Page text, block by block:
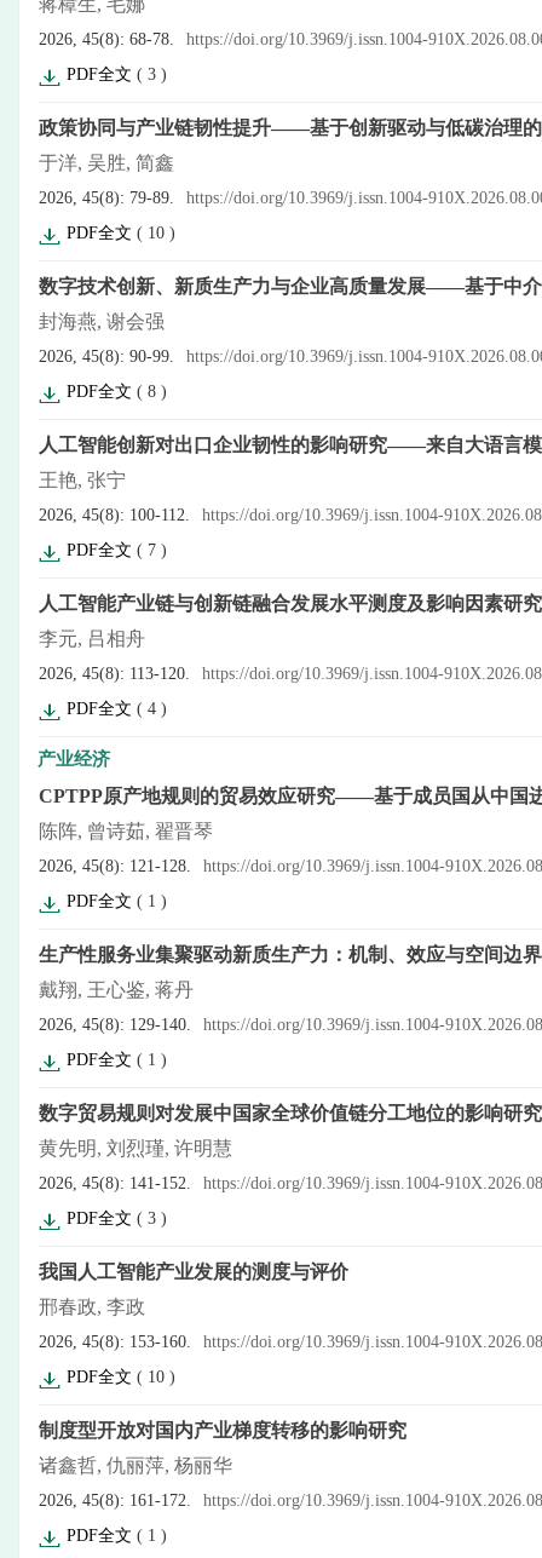
蒋樟生, 毛娜
2026, 45(8): 68-78.
https://doi.org/10.3969/j.issn.1004-
PDF全文 ( 3 )
政策协同与产业链韧性提升——基于创新驱动与低碳治理
于洋, 吴胜, 简鑫
2026, 45(8): 79-89.
https://doi.org/10.3969/j.issn.1004-
PDF全文 ( 10 )
数字技术创新、新质生产力与企业高质量发展——基于中
封海燕, 谢会强
2026, 45(8): 90-99.
https://doi.org/10.3969/j.issn.1004-
PDF全文 ( 8 )
人工智能创新对出口企业韧性的影响研究——来自大语言
王艳, 张宁
2026, 45(8): 100-112.
https://doi.org/10.3969/j.issn.1004-
PDF全文 ( 7 )
人工智能产业链与创新链融合发展水平测度及影响因素研究
李元, 吕相舟
2026, 45(8): 113-120.
https://doi.org/10.3969/j.issn.1004-
PDF全文 ( 4 )
产业经济
CPTPP原产地规则的贸易效应研究——基于成员国从中国
陈阵, 曾诗茹, 翟晋琴
2026, 45(8): 121-128.
https://doi.org/10.3969/j.issn.1004-
PDF全文 ( 1 )
生产性服务业集聚驱动新质生产力：机制、效应与空间边界
戴翔, 王心鉴, 蒋丹
2026, 45(8): 129-140.
https://doi.org/10.3969/j.issn.1004-
PDF全文 ( 1 )
数字贸易规则对发展中国家全球价值链分工地位的影响研究
黄先明, 刘烈瑾, 许明慧
2026, 45(8): 141-152.
https://doi.org/10.3969/j.issn.1004-
PDF全文 ( 3 )
我国人工智能产业发展的测度与评价
邢春政, 李政
2026, 45(8): 153-160.
https://doi.org/10.3969/j.issn.1004-
PDF全文 ( 10 )
制度型开放对国内产业梯度转移的影响研究
诸鑫哲, 仇丽萍, 杨丽华
2026, 45(8): 161-172.
https://doi.org/10.3969/j.issn.1004-
PDF全文 ( 1 )